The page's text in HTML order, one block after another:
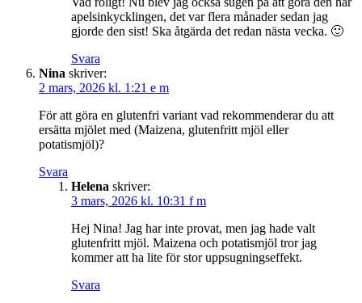
apelsinkycklingen, det var flera månader sedan jag
gjorde den sist! Ska åtgärda det redan nästa vecka. 🙂
Svara
Nina skriver:
2 mars, 2026 kl. 1:21 e m
För att göra en glutenfri variant vad rekommenderar du att
ersätta mjölet med (Maizena, glutenfritt mjöl eller
potatismjöl)?
Svara
Helena skriver:
3 mars, 2026 kl. 10:31 f m
Hej Nina! Jag har inte provat, men jag hade valt
glutenfritt mjöl. Maizena och potatismjöl tror jag
kommer att ha lite för stor uppsugningseffekt.
Svara